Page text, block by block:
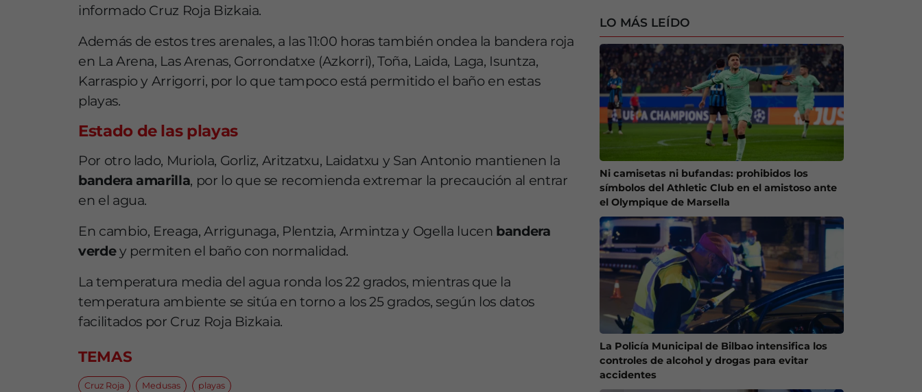
informado Cruz Roja Bizkaia.
Además de estos tres arenales, a las 11:00 horas también ondea la bandera roja
en La Arena, Las Arenas, Gorrondatxe (Azkorri), Toña, Laida, Laga, Isuntza,
Karraspio y Arrigorri, por lo que tampoco está permitido el baño en estas
playas.
Estado de las playas
Por otro lado, Muriola, Gorliz, Aritzatxu, Laidatxu y San Antonio mantienen la
bandera amarilla, por lo que se recomienda extremar la precaución al entrar
en el agua.
En cambio, Ereaga, Arrigunaga, Plentzia, Armintza y Ogella lucen bandera
verdey permiten el baño con normalidad.
La temperatura media del agua ronda los 22 grados, mientras que la
temperatura ambiente se sitúa en torno a los 25 grados, según los datos
facilitados por Cruz Roja Bizkaia.
TEMAS
Cruz Roja Medusas playas
LO MÁS LEÍDO
Ni camisetas ni bufandas: prohibidos los
símbolos del Athletic Club en el amistoso ante
el Olympique de Marsella
La Policía Municipal de Bilbao intensifica los
controles de alcohol y drogas para evitar
accidentes